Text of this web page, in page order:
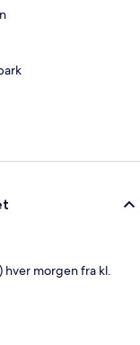
morgen fra kl.